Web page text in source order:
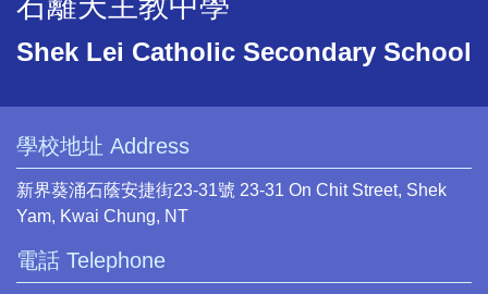
Shek Lei Catholic Secondary School
學校地址 Address
新界葵涌石蔭安捷街23-31號 23-31 On Chit Street, Shek
Yam, Kwai Chung, NT
電話 Telephone